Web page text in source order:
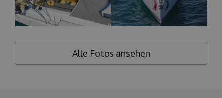
Alle Fotos ansehen